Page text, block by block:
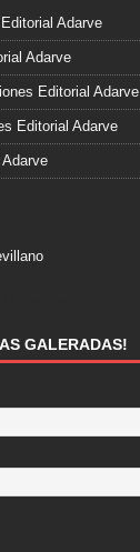
Adarve
Adarve
Editorial Adarve
Editorial Adarve
GALERADAS!